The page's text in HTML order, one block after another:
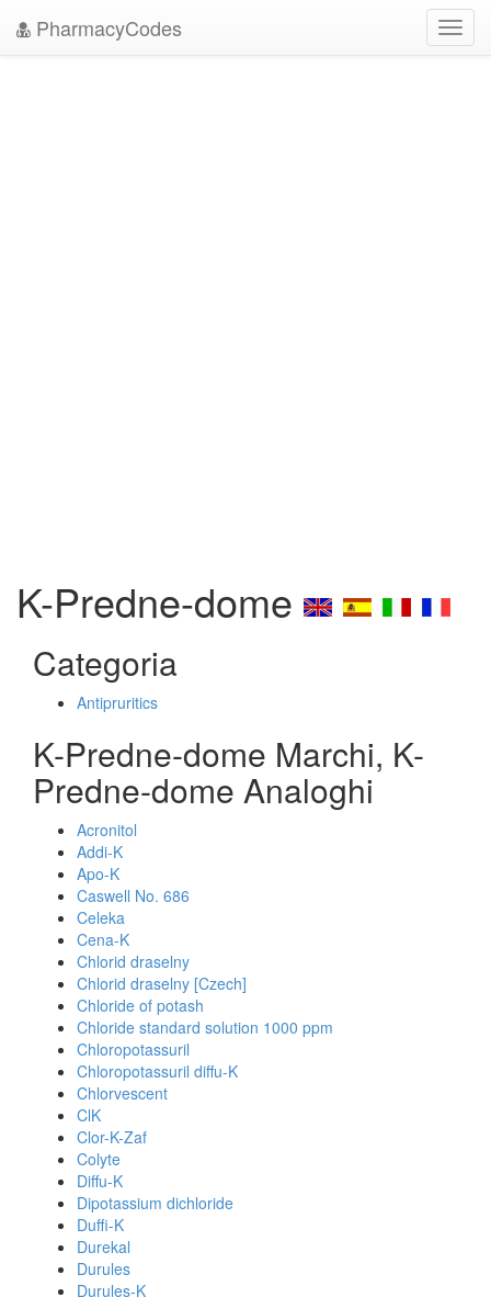
PharmacyCodes
K-Predne-dome
Categoria
Antipruritics
K-Predne-dome Marchi, K-
Predne-dome Analoghi
Acronitol
Addi-K
Apo-K
Caswell No. 686
Celeka
Cena-K
Chlorid draselny
Chlorid draselny [Czech]
Chloride of potash
Chloride standard solution 1000 ppm
Chloropotassuril
Chloropotassuril diffu-K
Chlorvescent
ClK
Clor-K-Zaf
Colyte
Diffu-K
Dipotassium dichloride
Duffi-K
Durekal
Durules
Durules-K